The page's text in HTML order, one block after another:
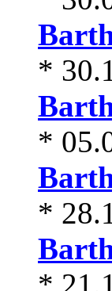
*
*
*
*